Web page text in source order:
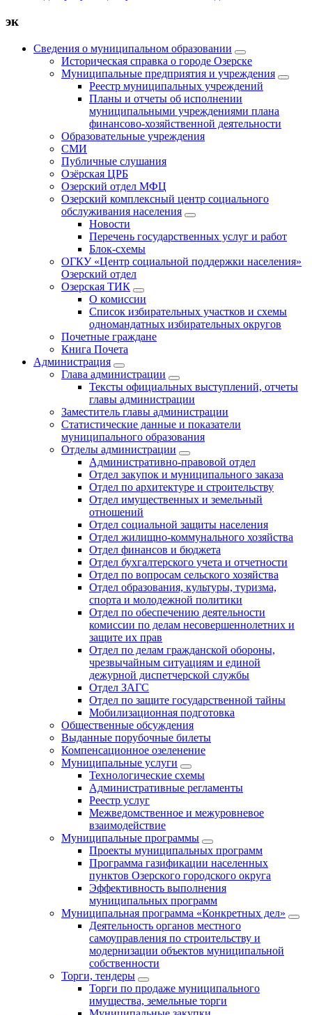
эк
Сведения о муниципальном образовании
Историческая справка о городе Озерске
Муниципальные предприятия и учреждения
Реестр муниципальных учреждений
Планы и отчеты об исполнении
муниципальными учреждениями плана
финансово-хозяйственной деятельности
Образовательные учреждения
СМИ
Публичные слушания
Озёрская ЦРБ
Озерский отдел МФЦ
Озерский комплексный центр социального
обслуживания населения
Новости
Перечень государственных услуг и работ
Блок-схемы
ОГКУ «Центр социальной поддержки населения»
Озерский отдел
Озерская ТИК
О комиссии
Список избирательных участков и схемы
одномандатных избирательных округов
Почетные граждане
Книга Почета
Администрация
Глава администрации
Тексты официальных выступлений, отчеты
главы администрации
Заместитель главы администрации
Статистические данные и показатели
муниципального образования
Отделы администрации
Административно-правовой отдел
Отдел закупок и муниципального заказа
Отдел по архитектуре и строительству
Отдел имущественных и земельный
отношений
Отдел социальной защиты населения
Отдел жилищно-коммунального хозяйства
Отдел финансов и бюджета
Отдел бухгалтерского учета и отчетности
Отдел по вопросам сельского хозяйства
Отдел образования, культуры, туризма,
спорта и молодежной политики
Отдел по обеспечению деятельности
комиссии по делам несовершеннолетних и
защите их прав
Отдел по делам гражданской обороны,
чрезвычайным ситуациям и единой
дежурной диспетчерской службы
Отдел ЗАГС
Отдел по защите государственной тайны
Мобилизационная подготовка
Общественные обсуждения
Выданные порубочные билеты
Компенсационное озеленение
Муниципальные услуги
Технологические схемы
Административные регламенты
Реестр услуг
Межведомственное и межуровневое
взаимодействие
Муниципальные программы
Проекты муниципальных программ
Программа газификации населенных
пунктов Озерского городского округа
Эффективность выполнения
муниципальных программ
Муниципальная программа «Конкретных дел»
Деятельность органов местного
самоуправления по строительству и
модернизации объектов муниципальной
собственности
Торги, тендеры
Торги по продаже муниципального
имущества, земельные торги